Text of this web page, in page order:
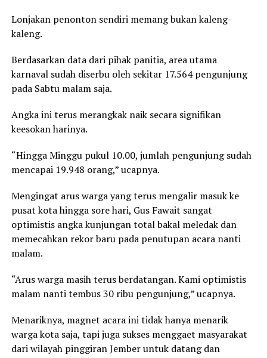
Lonjakan penonton sendiri memang bukan kaleng-
kaleng.
Berdasarkan data dari pihak panitia, area utama
karnaval sudah diserbu oleh sekitar 17.564 pengunjung
pada Sabtu malam saja.
Angka ini terus merangkak naik secara signifikan
keesokan harinya.
“Hingga Minggu pukul 10.00, jumlah pengunjung sudah
mencapai 19.948 orang,” ucapnya.
Mengingat arus warga yang terus mengalir masuk ke
pusat kota hingga sore hari, Gus Fawait sangat
optimistis angka kunjungan total bakal meledak dan
memecahkan rekor baru pada penutupan acara nanti
malam.
“Arus warga masih terus berdatangan. Kami optimistis
malam nanti tembus 30 ribu pengunjung,” ucapnya.
Menariknya, magnet acara ini tidak hanya menarik
warga kota saja, tapi juga sukses menggaet masyarakat
dari wilayah pinggiran Jember untuk datang dan